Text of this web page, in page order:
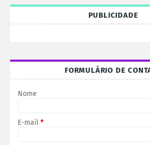
PUBLICIDADE
FORMULÁRIO DE
Nome
E-mail *